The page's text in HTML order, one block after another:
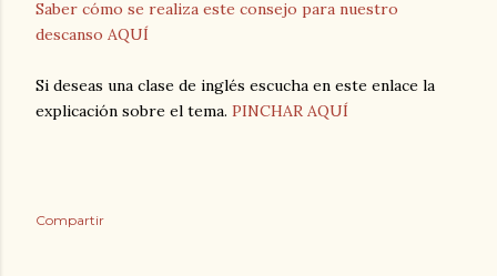
Saber cómo se realiza este consejo para nuestro
descanso AQUÍ
Si deseas una clase de inglés escucha en este enlace la
explicación sobre el tema. PINCHAR AQUÍ
Compartir